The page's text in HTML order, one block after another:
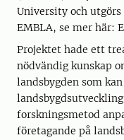
University och
EMBLA, se mer här:
Projektet hade ett
nödvändig kunskap
landsbygden som
forskningsmetod
företagande på